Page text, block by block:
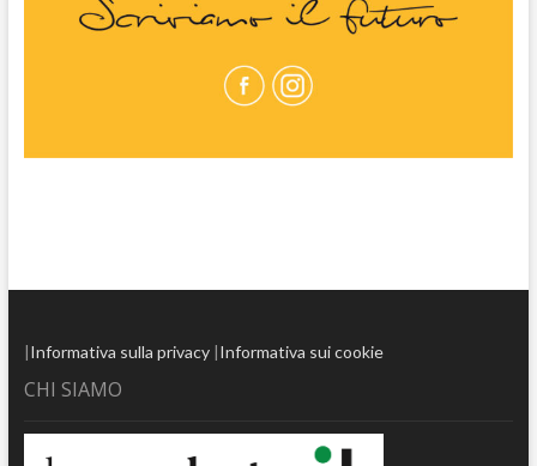
|Informativa sulla privacy|Informativa sui cookie
CHI SIAMO